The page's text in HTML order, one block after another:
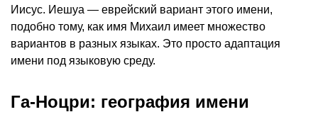
Иисус. Иешуа — еврейский вариант этого имени,
подобно тому, как имя Михаил имеет множество
вариантов в разных языках. Это просто адаптация
имени под языковую среду.
Га-Ноцри: география имени